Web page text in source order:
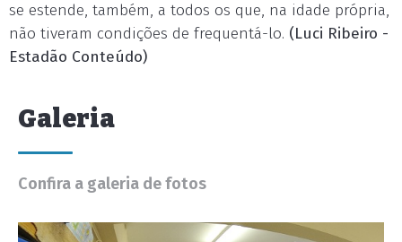
se estende, também, a todos os que, na idade própria,
não tiveram condições de frequentá-lo. (Luci Ribeiro -
Estadão Conteúdo)
Galeria
Confira a galeria de fotos